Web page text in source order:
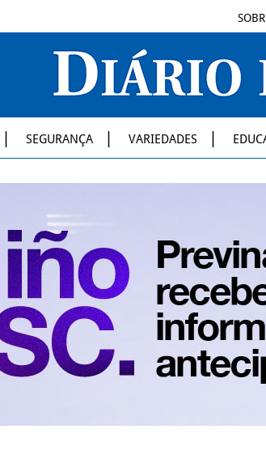
SEGURANÇA VARIEDADES